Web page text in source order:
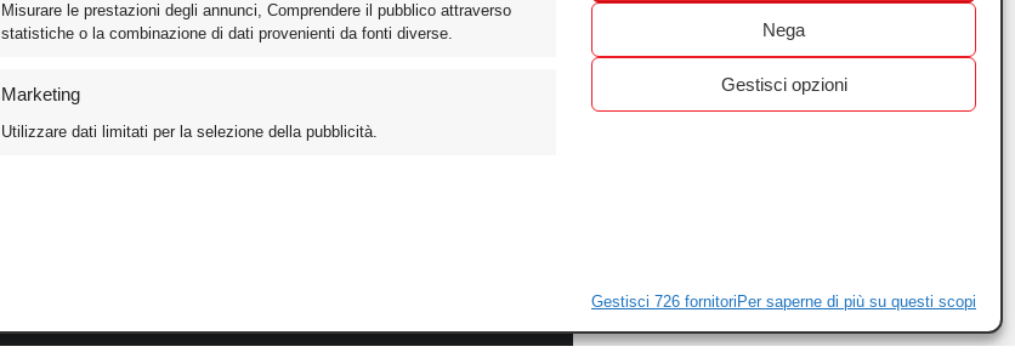
Misurare le prestazioni degli annunci, Comprendere il pubblico attraverso
statistiche o la combinazione di dati provenienti da fonti diverse.
Marketing
Utilizzare dati limitati per la selezione della pubblicità.
Gestisci 726 fornitori Per saperne di più su questi scopi
Nega
Gestisci opzioni